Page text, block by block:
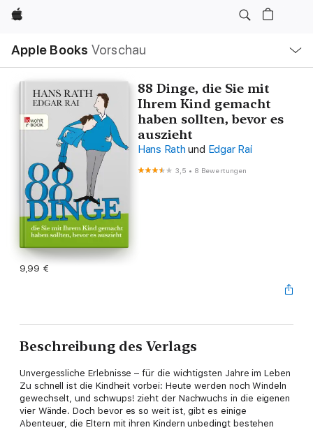
Apple
Apple Books Vorschau
Navigation
Menü
öffnen
88 Dinge, die Sie mit
Ihrem Kind gemacht
haben sollten, bevor es
auszieht
Hans Rath und Edgar Rai
3,5 • 8 Bewertungen
9,99 €
Beschreibung des Verlags
Unvergessliche Erlebnisse – für die wichtigsten Jahre im Leben
Zu schnell ist die Kindheit vorbei: Heute werden noch Windeln
gewechselt, und schwups! zieht der Nachwuchs in die eigenen
vier Wände. Doch bevor es so weit ist, gibt es einige
Abenteuer, die Eltern mit ihren Kindern unbedingt bestehen